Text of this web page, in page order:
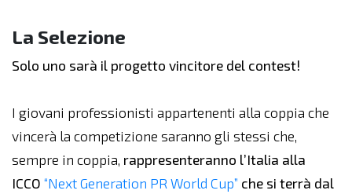
La Selezione
Solo uno sarà il progetto vincitore del contest!
I giovani professionisti appartenenti alla coppia che
vincerà la competizione saranno gli stessi che,
sempre in coppia, rappresenteranno l’Italia alla
ICCO “Next Generation PR World Cup” che si terrà dal